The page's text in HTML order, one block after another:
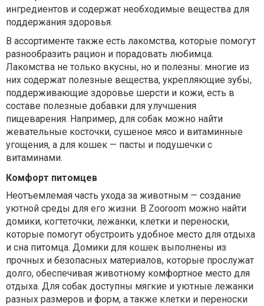
ингредиентов и содержат необходимые вещества для
поддержания здоровья.
В ассортименте также есть лакомства, которые помогут
разнообразить рацион и порадовать любимца.
Лакомства не только вкусны, но и полезны: многие из
них содержат полезные вещества, укрепляющие зубы,
поддерживающие здоровье шерсти и кожи, есть в
составе полезные добавки для улучшения
пищеварения. Например, для собак можно найти
жевательные косточки, сушеное мясо и витаминные
угощения, а для кошек — пасты и подушечки с
витаминами.
Комфорт питомцев
Неотъемлемая часть ухода за животным — создание
уютной среды для его жизни. В Zooroom можно найти
домики, когтеточки, лежанки, клетки и переноски,
которые помогут обустроить удобное место для отдыха
и сна питомца. Домики для кошек выполнены из
прочных и безопасных материалов, которые прослужат
долго, обеспечивая животному комфортное место для
отдыха. Для собак доступны мягкие и уютные лежанки
разных размеров и форм, а также клетки и переноски